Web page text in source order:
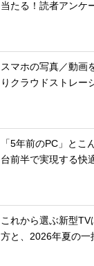
当たる！読者アンケ
スマホの写真／動画
りクラウドストレー
「5年前のPC」とこ
台前半で実現する快
これから選ぶ新型
方と、2026年夏の一